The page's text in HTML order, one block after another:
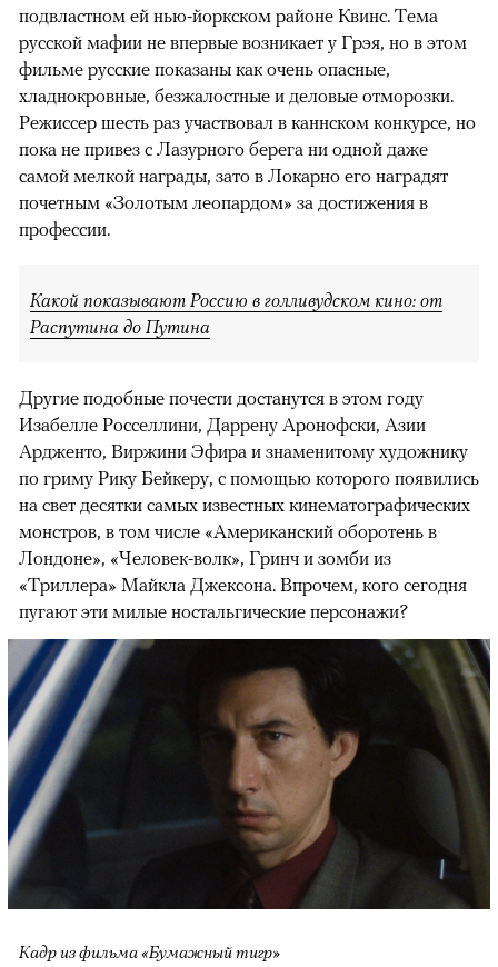
подвластном ей нью-йоркском районе Квинс. Тема
русской мафии не впервые возникает у Грэя, но в этом
фильме русские показаны как очень опасные,
хладнокровные, безжалостные и деловые отморозки.
Режиссер шесть раз участвовал в каннском конкурсе, но
пока не привез с Лазурного берега ни одной даже
самой мелкой награды, зато в Локарно его наградят
почетным «Золотым леопардом» за достижения в
профессии.
Какой показывают Россию в голливудском кино: от
Распутина до Путина
Другие подобные почести достанутся в этом году
Изабелле Росселлини, Даррену Аронофски, Азии
Ардженто, Виржини Эфира и знаменитому художнику
по гриму Рику Бейкеру, с помощью которого появились
на свет десятки самых известных кинематографических
монстров, в том числе «Американский оборотень в
Лондоне», «Человек-волк», Гринч и зомби из
«Триллера» Майкла Джексона. Впрочем, кого сегодня
пугают эти милые ностальгические персонажи?
Кадр из фильма «Бумажный тигр»